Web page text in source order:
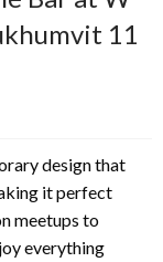
11
design that
it perfect
meetups to
everything